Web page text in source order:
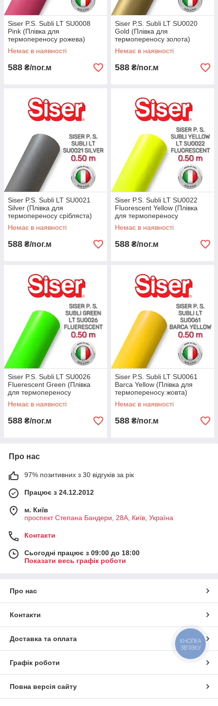
Siser P.S. Subli LT SU0008
Pink (Плівка для
термопереносу рожева)
Немає в наявності
588 ₴/пог.м
Siser P.S. Subli LT SU0020
Gold (Плівка для
термопереносу золота)
Немає в наявності
588 ₴/пог.м
Siser P.S. Subli LT SU0021
Silver (Плівка для
термопереносу срібляста)
Немає в наявності
588 ₴/пог.м
Siser P.S. Subli LT SU0022
Fluorescent Yellow (Плівка
для термопереносу
флуоресцентна жовта)
Немає в наявності
588 ₴/пог.м
Siser P.S. Subli LT SU0026
Fluerescent Green (Плівка
для термопереносу
флуоресцентна зелена)
Немає в наявності
588 ₴/пог.м
Siser P.S. Subli LT SU0061
Barca Yellow (Плівка для
термопереносу жовта)
Немає в наявності
588 ₴/пог.м
Про нас
97% позитивних з 30 відгуків за рік
Працює з 24.12.2012
м. Київ
проспект Степана Бандери, 28А, Київ, Україна
Контакти
Сьогодні працює з 09:00 до 18:00
Показати весь графік роботи
Про нас
Контакти
Доставка та оплата
Графік роботи
Повна версія сайту
КНОПКА
ЗВ'ЯЗКУ